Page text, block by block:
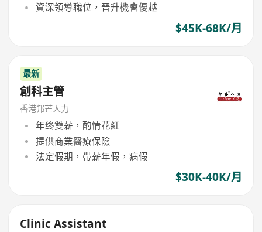
資深領導職位，晉升機會優越
$45K-68K/月
最新
創科主管
香港邦芒人力
年终雙薪，酌情花紅
提供商業醫療保險
法定假期，帶薪年假，病假
$30K-40K/月
Clinic Assistant